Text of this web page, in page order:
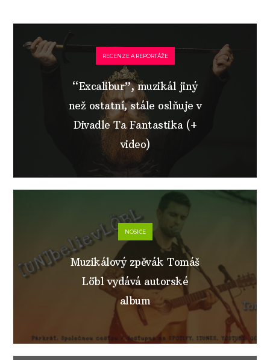
RECENZE A REPORTÁŽE
“Excalibur”, muzikál jiný
než ostatní, stále oslňuje v
Divadle Ta Fantastika (+
video)
NOSIČE
Muzikálový zpěvák Tomáš
Löbl vydává autorské
album